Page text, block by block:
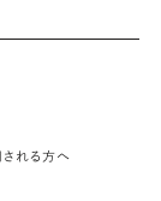
れる方へ